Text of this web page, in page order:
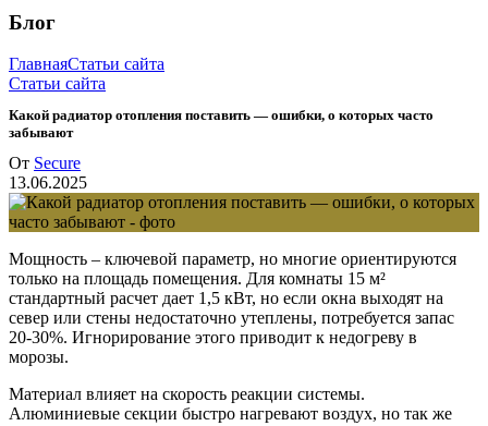
Блог
ГлавнаяСтатьи сайта
Статьи сайта
Какой радиатор отопления поставить — ошибки, о которых часто
забывают
От Secure
13.06.2025
Мощность – ключевой параметр, но многие ориентируются
только на площадь помещения. Для комнаты 15 м²
стандартный расчет дает 1,5 кВт, но если окна выходят на
север или стены недостаточно утеплены, потребуется запас
20-30%. Игнорирование этого приводит к недогреву в
морозы.
Материал влияет на скорость реакции системы.
Алюминиевые секции быстро нагревают воздух, но так же